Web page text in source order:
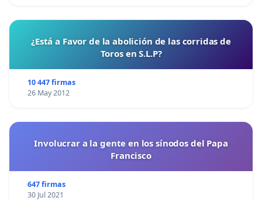
¿Está a Favor de la abolición de las corridas de
Toros en S.L.P?
10 447 firmas
26 May 2012
Involucrar a la gente en los sínodos del Papa
Francisco
647 firmas
30 Jul 2021